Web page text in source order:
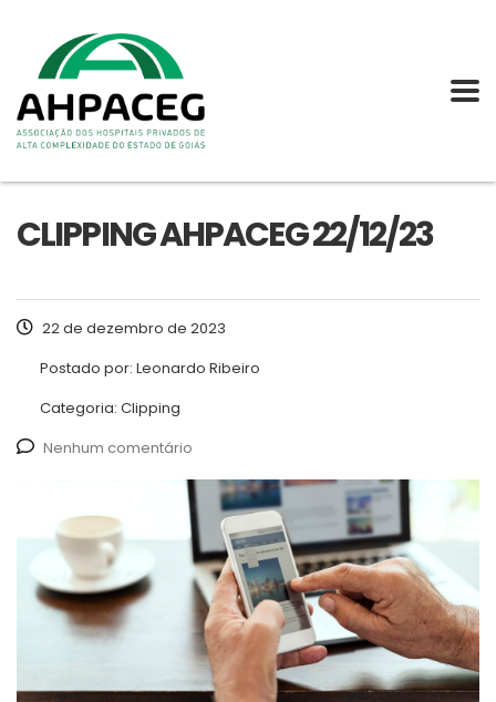
CLIPPING AHPACEG 22/12/23
22 de dezembro de 2023
Postado por: Leonardo Ribeiro
Categoria: Clipping
Nenhum comentário